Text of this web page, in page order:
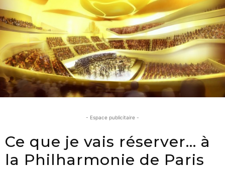
- Espace publicitaire -
Ce que je vais réserver… à
la Philharmonie de Paris